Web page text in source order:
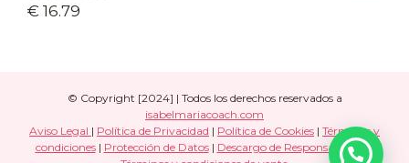
0
€ 16.79
© Copyright [2024] | Todos los derechos reservados a
isabelmariacoach.com
Aviso Legal | Política de Privacidad | Política de Cookies | Términos y
condiciones| Protección de Datos| Descargo de Responsabilidad|